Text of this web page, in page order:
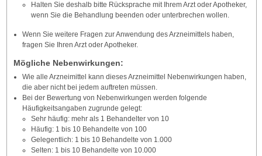
Halten Sie deshalb bitte Rücksprache mit Ihrem Arzt oder Apotheker,
wenn Sie die Behandlung beenden oder unterbrechen wollen.
Wenn Sie weitere Fragen zur Anwendung des Arzneimittels haben,
fragen Sie Ihren Arzt oder Apotheker.
Mögliche Nebenwirkungen:
Wie alle Arzneimittel kann dieses Arzneimittel Nebenwirkungen haben,
die aber nicht bei jedem auftreten müssen.
Bei der Bewertung von Nebenwirkungen werden folgende
Häufigkeitsangaben zugrunde gelegt:
Sehr häufig: mehr als 1 Behandelter von 10
Häufig: 1 bis 10 Behandelte von 100
Gelegentlich: 1 bis 10 Behandelte von 1.000
Selten: 1 bis 10 Behandelte von 10.000